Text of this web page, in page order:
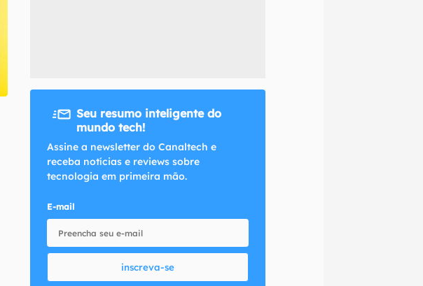
Seu resumo inteligente do
mundo tech!
Assine a newsletter do Canaltech e
receba notícias e reviews sobre
tecnologia em primeira mão.
E-mail
inscreva-se